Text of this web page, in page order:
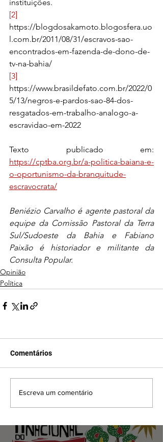
instituições.
[2]
https://blogdosakamoto.blogosfera.uo
l.com.br/2011/08/31/escravos-sao-
encontrados-em-fazenda-de-dono-de-
tv-na-bahia/
[3]
https://www.brasildefato.com.br/2022/0
5/13/negros-e-pardos-sao-84-dos-
resgatados-em-trabalho-analogo-a-
escravidao-em-2022
https://cptba.org.br/a-politica-baiana-e-
o-oportunismo-da-branquitude-
escravocrata/
Beniézio Carvalho é agente pastoral da
equipe da Comissão Pastoral da Terra
Sul/Sudoeste da Bahia e Fabiano
Paixão é historiador e militante da
Consulta Popular.
Opinião
Política
Comentários
Escreva um comentário